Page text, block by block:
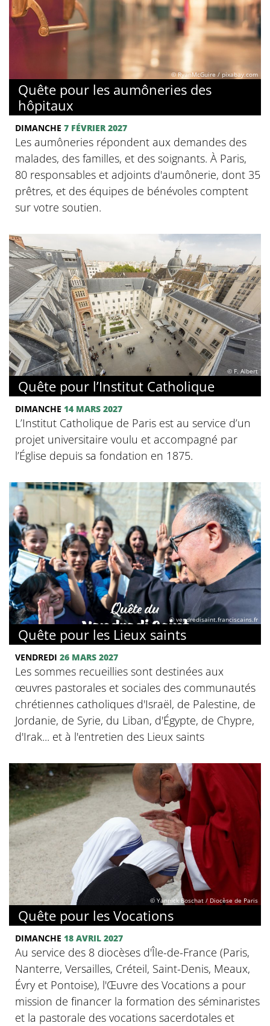
© RyanMcGuire / pixabay.com
Quête pour les aumôneries des
hôpitaux
DIMANCHE 7 FÉVRIER 2027
Les aumôneries répondent aux demandes des
malades, des familles, et des soignants. À Paris,
80 responsables et adjoints d'aumônerie, dont 35
prêtres, et des équipes de bénévoles comptent
sur votre soutien.
© F. Albert
Quête pour l’Institut Catholique
DIMANCHE 14 MARS 2027
L’Institut Catholique de Paris est au service d’un
projet universitaire voulu et accompagné par
l’Église depuis sa fondation en 1875.
© vendredisaint.franciscains.fr
Quête pour les Lieux saints
VENDREDI 26 MARS 2027
Les sommes recueillies sont destinées aux
œuvres pastorales et sociales des communautés
chrétiennes catholiques d'Israël, de Palestine, de
Jordanie, de Syrie, du Liban, d'Égypte, de Chypre,
d'Irak... et à l'entretien des Lieux saints
© Yannick Boschat / Diocèse de Paris
Quête pour les Vocations
DIMANCHE 18 AVRIL 2027
Au service des 8 diocèses d'Île-de-France (Paris,
Nanterre, Versailles, Créteil, Saint-Denis, Meaux,
Évry et Pontoise), l'Œuvre des Vocations a pour
mission de financer la formation des séminaristes
et la pastorale des vocations sacerdotales et